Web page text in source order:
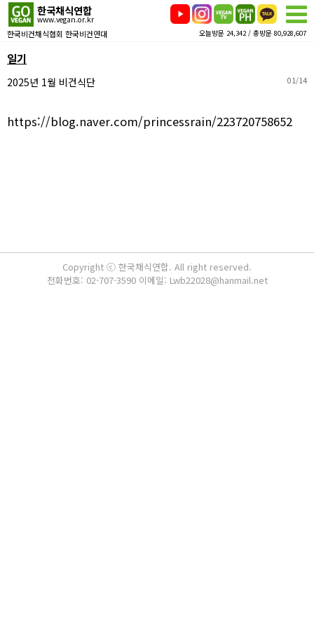
한국채식연합
www.vegan.or.kr
한국비건채식협회 한국비건연대 오늘방문 24,342 / 총방문 80,928,607
일기
2025년 1월 비건식단 01/14
https://blog.naver.com/princessrain/223720758652
Copyright ⓒ 한국채식연합. All right reserved.
전화번호: 02-707-3590 이메일: Lwb22028@hanmail.net